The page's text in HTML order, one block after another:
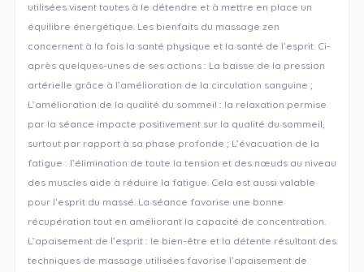
utilisées visent toutes à le détendre et à mettre en place un
équilibre énergétique. Les bienfaits du massage zen
concernent à la fois la santé physique et la santé de l’esprit. Ci-
après quelques-unes de ses actions : La baisse de la pression
artérielle grâce à l’amélioration de la circulation sanguine ;
L’amélioration de la qualité du sommeil : la relaxation permise
par la séance impacte positivement sur la qualité du sommeil,
surtout par rapport à sa phase profonde ; L’évacuation de la
fatigue : l’élimination de toute la tension et des nœuds au niveau
des muscles aide à réduire la fatigue. Cela est aussi valable
pour l’esprit du massé. La séance favorise une bonne
récupération tout en améliorant la capacité de concentration.
L’apaisement de l’esprit : le bien-être et la détente résultant des
techniques de massage utilisées favorise l’apaisement de